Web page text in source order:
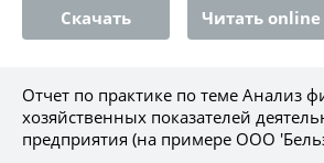
Скачать Читать online
Отчет по практике по теме Анализ
хозяйственных показателей
предприятия (на примере ООО